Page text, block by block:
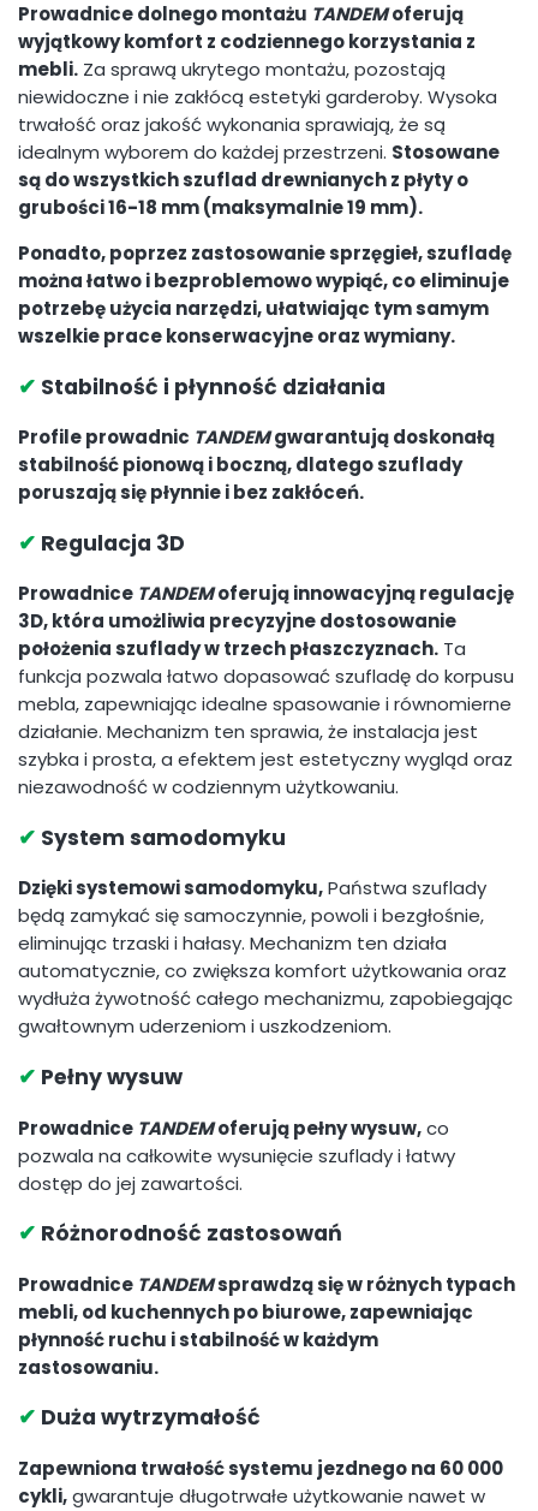
Prowadnice dolnego montażu TANDEMoferują
wyjątkowy komfort z codziennego korzystania z
mebli. Za sprawą ukrytego montażu, pozostają
niewidoczne i nie zakłócą estetyki garderoby. Wysoka
trwałość oraz jakość wykonania sprawiają, że są
idealnym wyborem do każdej przestrzeni. Stosowane
są do wszystkich szuflad drewnianych z płyty o
grubości 16-18 mm (maksymalnie 19 mm).
Ponadto, poprzez zastosowanie sprzęgieł, szufladę
można łatwo i bezproblemowo wypiąć, co eliminuje
potrzebę użycia narzędzi, ułatwiając tym samym
wszelkie prace konserwacyjne oraz wymiany.
✔ Stabilność i płynność działania
Profile prowadnic TANDEMgwarantują doskonałą
stabilność pionową i boczną, dlatego szuflady
poruszają się płynnie i bez zakłóceń.
✔ Regulacja 3D
Prowadnice TANDEMoferują innowacyjnąregulację
3D, która umożliwia precyzyjne dostosowanie
położenia szuflady w trzech płaszczyznach. Ta
funkcja pozwala łatwo dopasować szufladę do korpusu
mebla, zapewniając idealne spasowanie i równomierne
działanie. Mechanizm ten sprawia, że instalacja jest
szybka i prosta, a efektem jest estetyczny wygląd oraz
niezawodność w codziennym użytkowaniu.
✔ System samodomyku
Dzięki systemowi samodomyku,Państwa szuflady
będą zamykać się samoczynnie, powoli i bezgłośnie,
eliminując trzaski i hałasy. Mechanizm ten działa
automatycznie, co zwiększa komfort użytkowania oraz
wydłuża żywotność całego mechanizmu, zapobiegając
gwałtownym uderzeniom i uszkodzeniom.
✔ Pełny wysuw
Prowadnice TANDEMoferują pełny wysuw,co
pozwala na całkowite wysunięcie szuflady i łatwy
dostęp do jej zawartości.
✔ Różnorodność zastosowań
Prowadnice TANDEMsprawdzą się w różnych typach
mebli, od kuchennych po biurowe, zapewniając
płynność ruchu i stabilność w każdym
zastosowaniu.
✔ Duża wytrzymałość
Zapewniona trwałość systemu jezdnego na 60 000
cykli,gwarantuje długotrwałe użytkowanie nawet w